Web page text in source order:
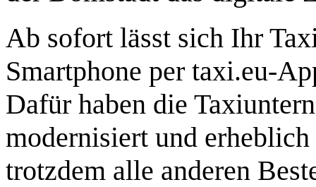
Ab sofort lässt sich Ihr
Smartphone per taxi.eu-
Dafür haben die
modernisiert und
trotzdem alle anderen